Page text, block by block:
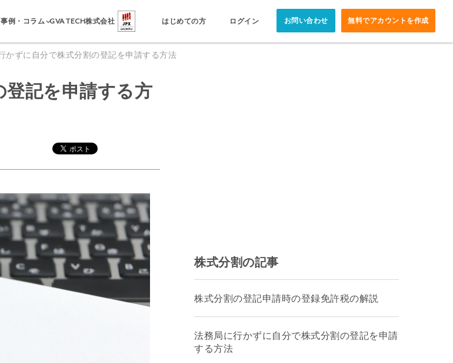
事例・コラム GVA TECH株式会社 はじめての方 ログイン お問い合わせ 無料でアカウントを作成
かずに自分で株式分割の登記を申請する方法
記を申請する方
株式分割の記事
株式分割の登記申請時の登録免許税の解説
法務局に行かずに自分で株式分割の登記を申請
する方法